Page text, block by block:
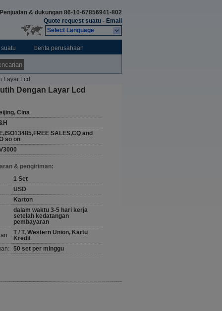
Penjualan & dukungan 86-10-67856941-802
Quote request suatu - Email
Select Language
berita perusahaan
Layar Lcd
Dengan Layar Lcd
Cina
SALES,CQ and
so on
& pengiriman:
1 Set
USD
Karton
dalam waktu 3-5 hari kerja
setelah kedatangan
pembayaran
T / T, Western Union, Kartu
Kredit
50 set per minggu